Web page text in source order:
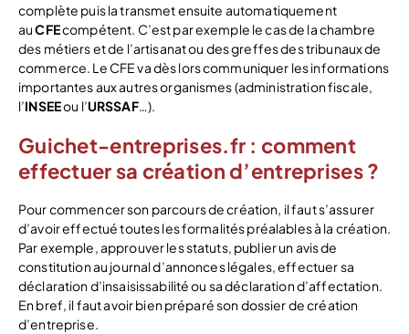
complète puis la transmet ensuite automatiquement
auCFEcompétent. C’est par exemple le cas de la chambre
des métiers et de l’artisanat ou des greffes des tribunaux de
commerce. Le CFE va dès lors communiquer les informations
importantes aux autres organismes (administration fiscale,
l’INSEEou l’URSSAF…).
Guichet-entreprises.fr : comment
effectuer sa création d’entreprises ?
Pour commencer son parcours de création, il faut s’assurer
d’avoir effectué toutes les formalités préalables à la création.
Par exemple, approuver les statuts, publier un avis de
constitution au journal d’annonces légales, effectuer sa
déclaration d’insaisissabilité ou sa déclaration d’affectation.
En bref, il faut avoir bien préparé son dossier de création
d’entreprise.